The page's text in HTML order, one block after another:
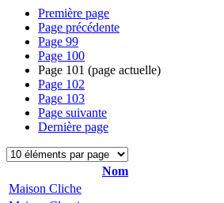
Première page
Page précédente
Page 99
Page 100
Page 101 (page actuelle)
Page 102
Page 103
Page suivante
Dernière page
Nom
Maison Cliche